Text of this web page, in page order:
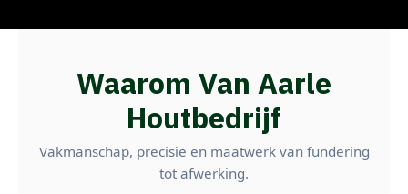
Waarom Van Aarle
Houtbedrijf
Vakmanschap, precisie en maatwerk van fundering
tot afwerking.